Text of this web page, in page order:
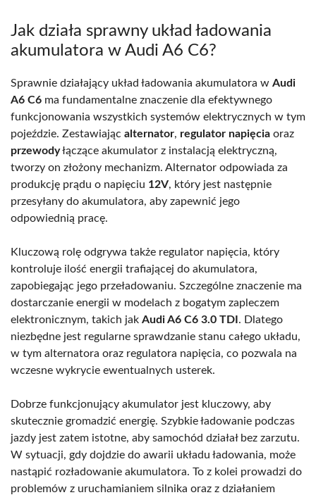
Jak działa sprawny układ ładowania
akumulatora w Audi A6 C6?
Sprawnie działający układ ładowania akumulatora w Audi
A6 C6 ma fundamentalne znaczenie dla efektywnego
funkcjonowania wszystkich systemów elektrycznych w tym
pojeździe. Zestawiając alternator, regulator napięcia oraz
przewodyłączące akumulator z instalacją elektryczną,
tworzy on złożony mechanizm. Alternator odpowiada za
produkcję prądu o napięciu 12V, który jest następnie
przesyłany do akumulatora, aby zapewnić jego
odpowiednią pracę.
Kluczową rolę odgrywa także regulator napięcia, który
kontroluje ilość energii trafiającej do akumulatora,
zapobiegając jego przeładowaniu. Szczególne znaczenie ma
dostarczanie energii w modelach z bogatym zapleczem
elektronicznym, takich jak Audi A6 C6 3.0 TDI . Dlatego
niezbędne jest regularne sprawdzanie stanu całego układu,
w tym alternatora oraz regulatora napięcia, co pozwala na
wczesne wykrycie ewentualnych usterek.
Dobrze funkcjonujący akumulator jest kluczowy, aby
skutecznie gromadzić energię. Szybkie ładowanie podczas
jazdy jest zatem istotne, aby samochód działał bez zarzutu.
W sytuacji, gdy dojdzie do awarii układu ładowania, może
nastąpić rozładowanie akumulatora. To z kolei prowadzi do
problemów z uruchamianiem silnika oraz z działaniem